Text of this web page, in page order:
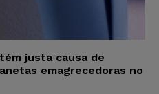
justa causa de
emagrecedoras no